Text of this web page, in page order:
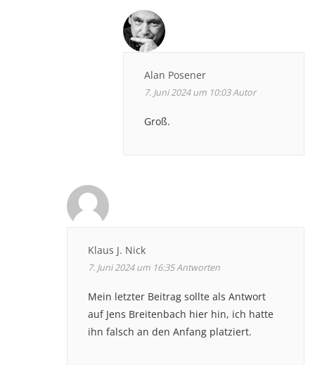
Alan Posener
7. Juni 2024 um 10:03Autor
Groß.
Klaus J. Nick
7. Juni 2024 um 16:35Antworten
Mein letzter Beitrag sollte als Antwort
auf Jens Breitenbach hier hin, ich hatte
ihn falsch an den Anfang platziert.